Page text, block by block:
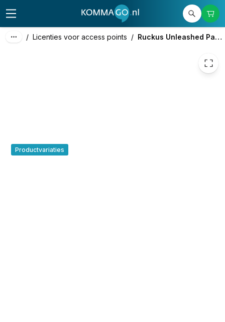
/ Licenties voor access points / Ruckus Unleashed Partner Support
Productvariaties
€ 37,51